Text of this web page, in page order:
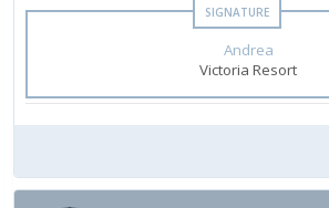
Andrea
Victoria Resort